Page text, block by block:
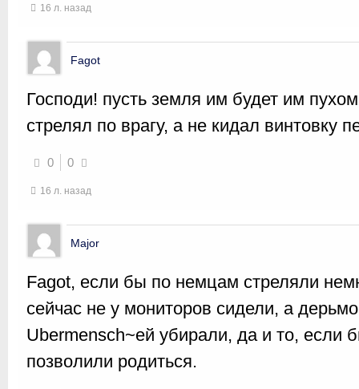
16 л. назад
Fagot
Господи! пусть земля им будет им
стрелял по врагу, а не кидал винтовку
0 0
16 л. назад
Major
Fagot, если бы по немцам стреляли
сейчас не у мониторов сидели, а
Ubermensch~ей убирали, да и то,
позволили родиться.